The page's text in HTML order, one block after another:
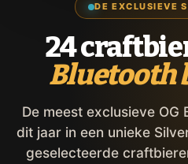
DE EXCLUSIEVE
24
Bluetooth
De meest exclusieve OG
dit jaar in een unieke
geselecteerde